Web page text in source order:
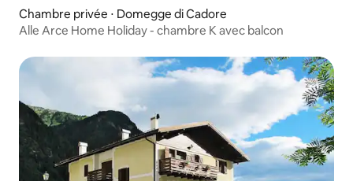
Chambre privée ⋅ Domegge di Cadore
Alle Arce Home Holiday - chambre K avec balcon